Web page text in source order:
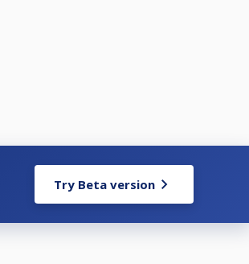
Try Beta version